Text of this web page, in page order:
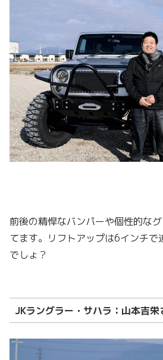
前後の精悍なバンパーや個性的な
てます。リフトアップは6インチで
でしょ？
JKラングラー・サハラ：山本吉栄